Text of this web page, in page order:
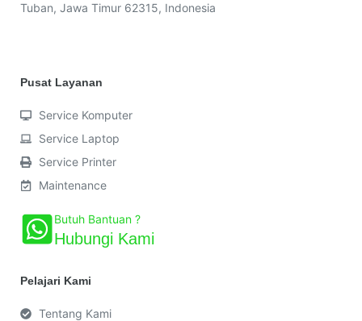
Tuban, Jawa Timur 62315, Indonesia
Pusat Layanan
Service Komputer
Service Laptop
Service Printer
Maintenance
Butuh Bantuan ?
Hubungi Kami
Pelajari Kami
Tentang Kami